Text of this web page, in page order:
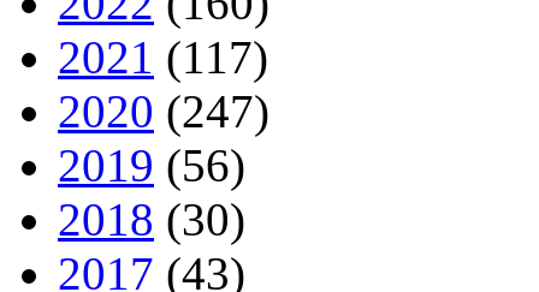
2021 (117)
2020 (247)
2019 (56)
2018 (30)
2017 (43)